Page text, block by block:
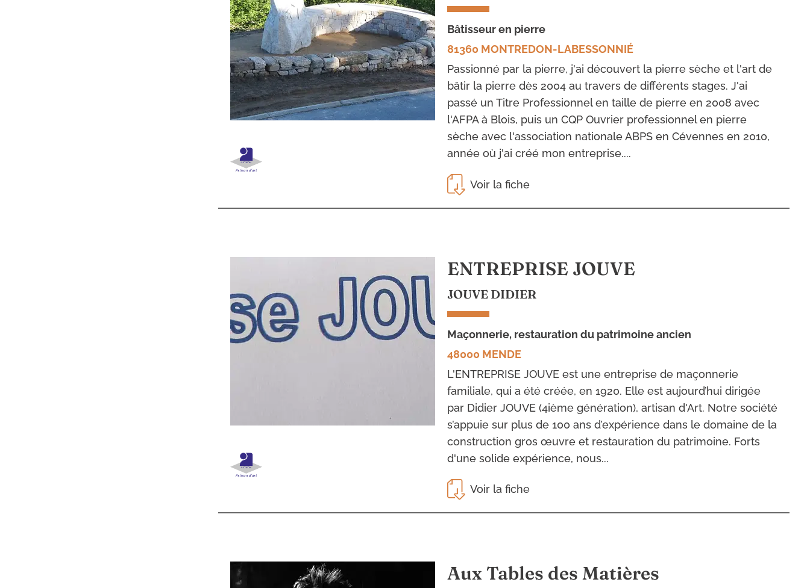
bâtisseur en pierre
81360 MONTREDON-LABESSONNIÉ
Passionné par la pierre, j'ai découvert la pierre sèche et l'art de
bâtir la pierre dès 2004 au travers de différents stages. J'ai
passé un Titre Professionnel en taille de pierre en 2008 avec
l'AFPA à Blois, puis un CQP Ouvrier professionnel en pierre
sèche avec l'association nationale ABPS en Cévennes en 2010,
année où j'ai créé mon entreprise....
Voir la fiche
ENTREPRISE JOUVE
JOUVE DIDIER
maçonnerie, restauration du patrimoine ancien
48000 MENDE
L'ENTREPRISE JOUVE est une entreprise de maçonnerie
familiale, qui a été créée, en 1920. Elle est aujourd’hui dirigée
par Didier JOUVE (4ième génération), artisan d'Art. Notre société
s’appuie sur plus de 100 ans d’expérience dans le domaine de la
construction gros œuvre et restauration du patrimoine. Forts
d'une solide expérience, nous...
Voir la fiche
Aux Tables des Matières